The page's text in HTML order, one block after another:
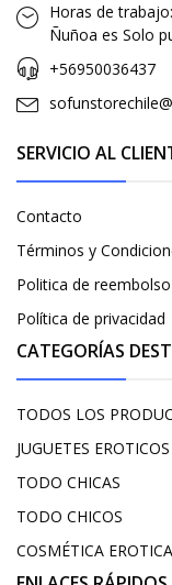
Horas de trabajo:
Ñuñoa es Solo
+56950036437
SERVICIO AL
Contacto
Términos y
Politica de reembolso
Política de privacidad
CATEGORÍAS
TODOS LOS
JUGUETES EROTICOS
TODO CHICAS
TODO CHICOS
COSMÉTICA EROTICA